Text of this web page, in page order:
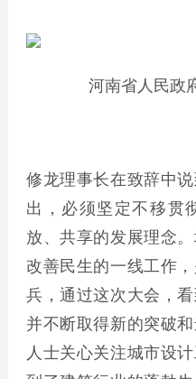
河南省人民政
修龙理事长在致辞中
出，必须坚定不移贯
放、共享的发展理念
改善民生的一线工作
兵，通过这次大会，
并不断取得新的突破
人士关心关注城市设